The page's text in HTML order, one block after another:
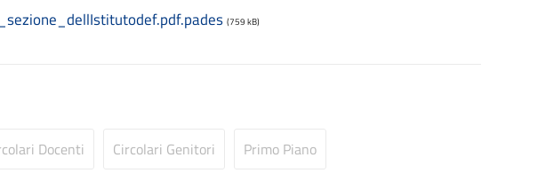
(759 kB)
Docenti Circolari Genitori Primo Piano